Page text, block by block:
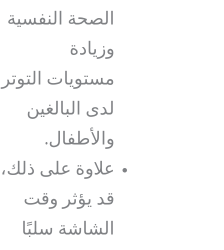
الصحة النفسية
وزيادة
مستويات التوتر
لدى البالغين
والأطفال.
علاوة على ذلك،
قد يؤثر وقت
الشاشة سلبًا